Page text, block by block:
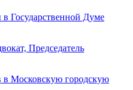
Государственной Думе
Председатель
Московскую городскую